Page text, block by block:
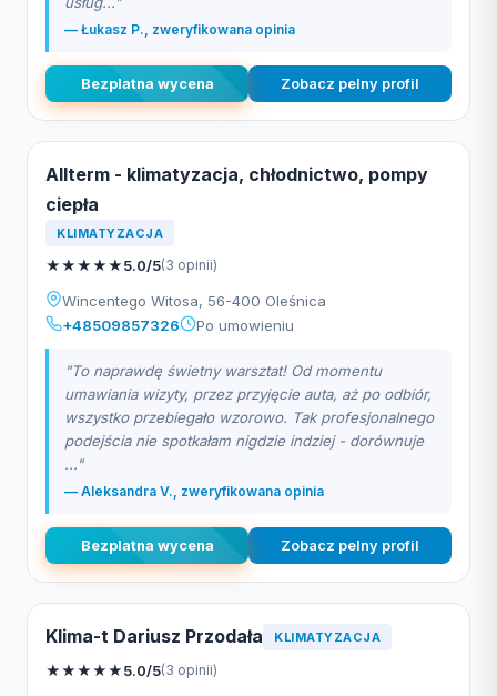
— Łukasz P., zweryfikowana opinia
Bezplatna wycena Zobacz pelny profil
Allterm - klimatyzacja, chłodnictwo, pompy
ciepła
KLIMATYZACJA
★★★★★5.0/5(3 opinii)
Wincentego Witosa, 56-400 Oleśnica
+48509857326
Po umowieniu
"To naprawdę świetny warsztat! Od momentu
umawiania wizyty, przez przyjęcie auta, aż po odbiór,
wszystko przebiegało wzorowo. Tak profesjonalnego
podejścia nie spotkałam nigdzie indziej - dorównuje
..."
— Aleksandra V., zweryfikowana opinia
Bezplatna wycena Zobacz pelny profil
Klima-t Dariusz Przodała KLIMATYZACJA
★★★★★5.0/5(3 opinii)